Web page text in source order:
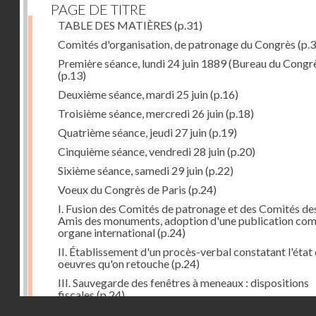
PAGE DE TITRE
TABLE DES MATIÈRES (p.31)
Comités d'organisation, de patronage du Congrès
Première séance, lundi 24 juin 1889 (Bureau du
(p.13)
Deuxième séance, mardi 25 juin(p.16)
Troisième séance, mercredi 26 juin(p.18)
Quatrième séance, jeudi 27 juin(p.19)
Cinquième séance, vendredi 28 juin(p.20)
Sixième séance, samedi 29 juin(p.22)
Voeux du Congrès de Paris (p.24)
I. Fusion des Comités de patronage et des Comités
Amis des monuments, adoption d'une publication
organe international(p.24)
II. Établissement d'un procès-verbal constatant l'état
oeuvres qu'on retouche(p.24)
III. Sauvegarde des fenêtres à meneaux : dispositions
fiscales(p.24)